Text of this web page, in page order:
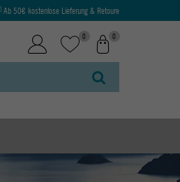
Ab 50€ kostenlose Lieferung & Retoure
0 0